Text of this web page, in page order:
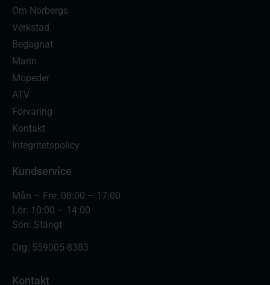
Om Norbergs
Verkstad
Begagnat
Marin
Mopeder
ATV
Förvaring
Kontakt
Integritetspolicy
Kundservice
Mån – Fre: 08:00 – 17:00
Lör: 10:00 – 14:00
Sön: Stängt
Org: 559005-8383
Kontakt